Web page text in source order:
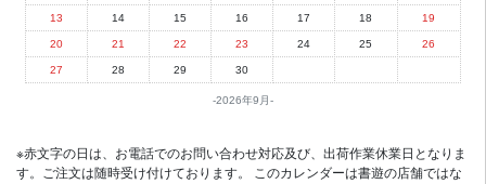
2026年9月
13 14 15 16 17 18 19
20 21 22 23 24 25 26
27 28 29 30
※赤文字の日は、お電話でのお問い合わせ対応及び、出荷作業休業日となりま
す。ご注文は随時受け付けております。 このカレンダーは書遊の店舗ではな